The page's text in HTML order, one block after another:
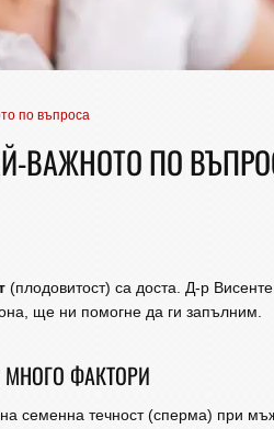
по въпроса
ВАЖНОТО ПО
(плодовитост) са доста. Д-р
ще ни помогне да ги запълним.
ФАКТОРИ
семенна течност (сперма) при